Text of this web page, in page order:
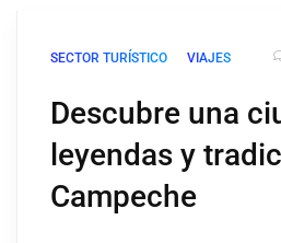
SECTOR TURÍSTICO VIAJES
Descubre una
leyendas y
Campeche